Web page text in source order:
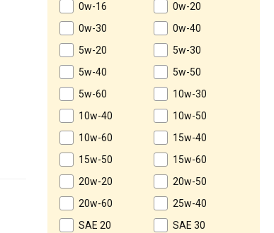
0w-16
0w-20
0w-30
0w-40
5w-20
5w-30
5w-40
5w-50
5w-60
10w-30
10w-40
10w-50
10w-60
15w-40
15w-50
15w-60
20w-20
20w-50
20w-60
25w-40
SAE 20
SAE 30